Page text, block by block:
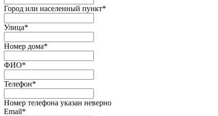
Город или населенный пункт*
Улица*
Номер дома*
ФИО*
Телефон*
Номер телефона указан неверно
Email*